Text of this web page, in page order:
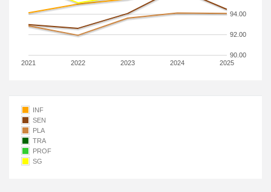
2021 2022 2023 2024 2025
90.00
92.00
94.00
INF
SEN
PLA
TRA
PROF
SG